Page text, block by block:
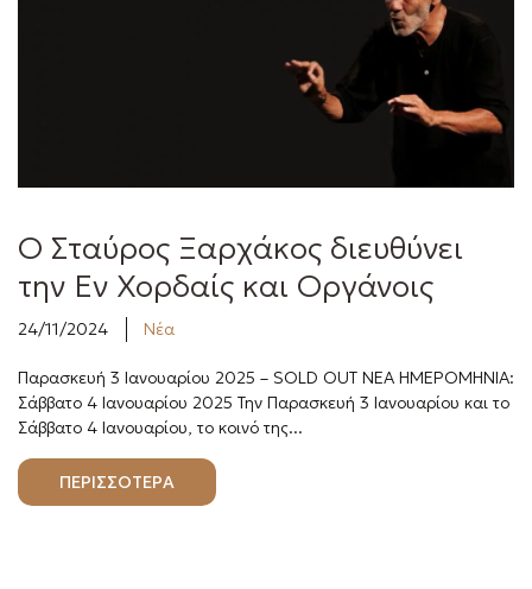
Ο Σταύρος Ξαρχάκος διευθύνει
την Εν Χορδαίς και Οργάνοις
24/11/2024 Νέα
Παρασκευή 3 Ιανουαρίου 2025 – SOLD OUT ΝΕΑ ΗΜΕΡΟΜΗΝΙΑ:
Σάββατο 4 Ιανουαρίου 2025 Την Παρασκευή 3 Ιανουαρίου και το
Σάββατο 4 Ιανουαρίου, το κοινό της...
ΠΕΡΙΣΣΟΤΕΡΑ